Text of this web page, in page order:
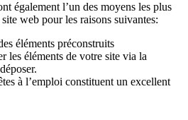
également l’un des moyens les plus
web pour les raisons suivantes:
éléments préconstruits
les éléments de votre site via la
à l’emploi constituent un excellent